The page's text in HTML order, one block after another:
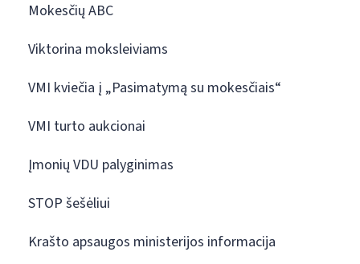
Mokesčių ABC
Viktorina moksleiviams
VMI kviečia į „Pasimatymą su mokesčiais“
VMI turto aukcionai
Įmonių VDU palyginimas
STOP šešėliui
Krašto apsaugos ministerijos informacija